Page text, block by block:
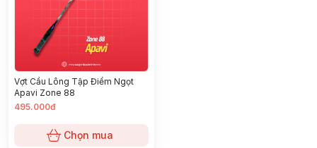
Vợt Cầu Lông Tập Điểm Ngọt
Apavi Zone 88
495.000đ
Chọn mua